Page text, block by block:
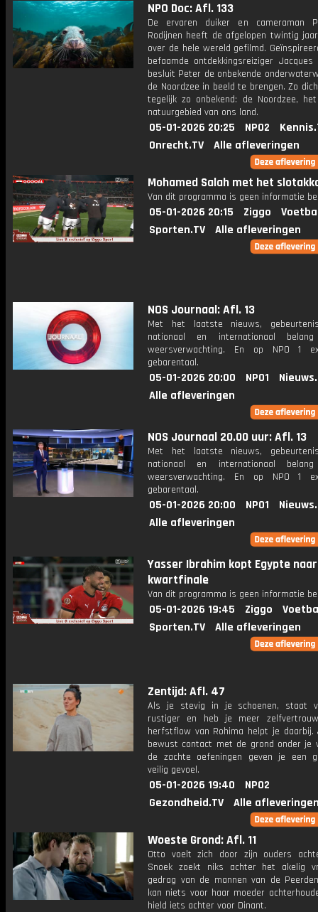
NPO Doc: Afl. 133
De ervaren duiker en cameraman
Rodijnen heeft de afgelopen twintig
over de hele wereld gefilmd.
befaamde ontdekkingsreiziger Jacques
besluit Peter de onbekende
de Noordzee in beeld te brengen. Zo
tegelijk zo onbekend: de Noordzee,
natuurgebied van ons land.
05-01-2026 20:25 NPO2
Onrecht.TV
Alle afleveringen
Mohamed Salah met het
Van dit programma is geen informatie
05-01-2026 20:15 Ziggo
Sporten.TV
Alle afleveringen
NOS Journaal: Afl. 13
Met het laatste nieuws,
nationaal en internationaal
weersverwachting. En op NPO 1
gebarentaal.
05-01-2026 20:00 NPO1
Alle afleveringen
NOS Journaal 20.00 uur: Afl. 13
Met het laatste nieuws,
nationaal en internationaal
weersverwachting. En op NPO 1
gebarentaal.
05-01-2026 20:00 NPO1
Alle afleveringen
Yasser Ibrahim kopt Egypte naar
kwartfinale
Van dit programma is geen informatie
05-01-2026 19:45 Ziggo
Sporten.TV
Alle afleveringen
Zentijd: Afl. 47
Als je stevig in je schoenen, staat
rustiger en heb je meer
herfstflow van Rohima helpt je daarbij.
bewust contact met de grond onder je
de zachte oefeningen geven je een
veilig gevoel.
05-01-2026 19:40
NPO2
Gezondheid.TV
Alle
Woeste Grond: Afl. 11
Otto voelt zich door zijn ouders
Snoek zoekt niks achter het akelig
gedrag van de mannen van de
kan niets voor haar moeder
hield iets achter voor Dinant.